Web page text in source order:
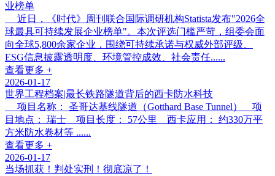
业榜单
近日，《时代》周刊联合国际调研机构Statista发布"2026全
球最具可持续发展企业榜单"。本次评选门槛严苛，组委会面
向全球5,800余家企业，围绕可持续承诺与权威外部评级、
ESG信息披露透明度、环境管控成效、社会责任......
查看更多 +
2026-01-17
世界工程档案|最长铁路隧道背后的西卡防水科技
项目名称： 圣哥达基线隧道（Gotthard Base Tunnel） 项
目地点： 瑞士 项目长度： 57公里 西卡应用： 约330万平
方米防水卷材等 ......
查看更多 +
2026-01-17
当场抓获！判处实刑！彻底凉了！